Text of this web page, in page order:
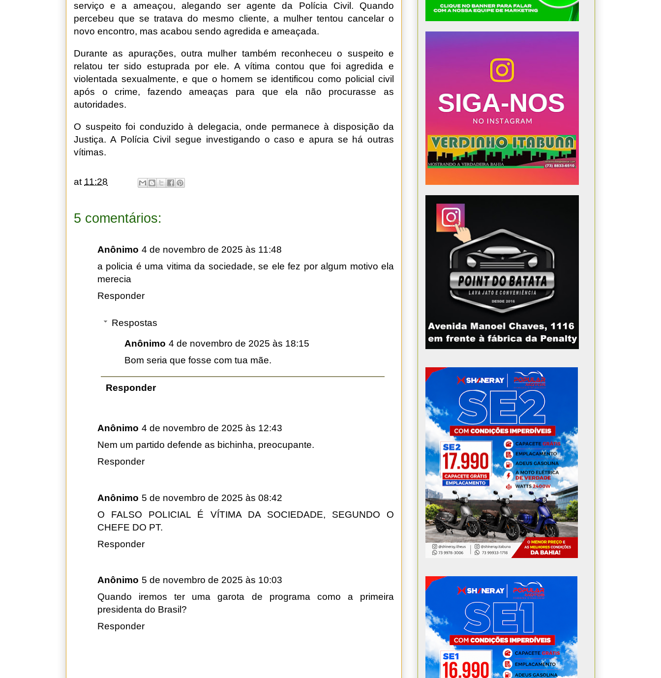
serviço e a ameaçou, alegando ser agente da Polícia Civil. Quando
percebeu que se tratava do mesmo cliente, a mulher tentou cancelar o
novo encontro, mas acabou sendo agredida e ameaçada.
Durante as apurações, outra mulher também reconheceu o suspeito e
relatou ter sido estuprada por ele. A vítima contou que foi agredida e
violentada sexualmente, e que o homem se identificou como policial civil
após o crime, fazendo ameaças para que ela não procurasse as
autoridades.
O suspeito foi conduzido à delegacia, onde permanece à disposição da
Justiça. A Polícia Civil segue investigando o caso e apura se há outras
vítimas.
at 11:28
5 comentários:
Anônimo 4 de novembro de 2025 às 11:48
a policia é uma vitima da sociedade, se ele fez por algum motivo ela
merecia
Responder
Respostas
Anônimo 4 de novembro de 2025 às 18:15
Bom seria que fosse com tua mãe.
Responder
Anônimo 4 de novembro de 2025 às 12:43
Nem um partido defende as bichinha, preocupante.
Responder
Anônimo 5 de novembro de 2025 às 08:42
O FALSO POLICIAL É VÍTIMA DA SOCIEDADE, SEGUNDO O
CHEFE DO PT.
Responder
Anônimo 5 de novembro de 2025 às 10:03
Quando iremos ter uma garota de programa como a primeira
presidenta do Brasil?
Responder